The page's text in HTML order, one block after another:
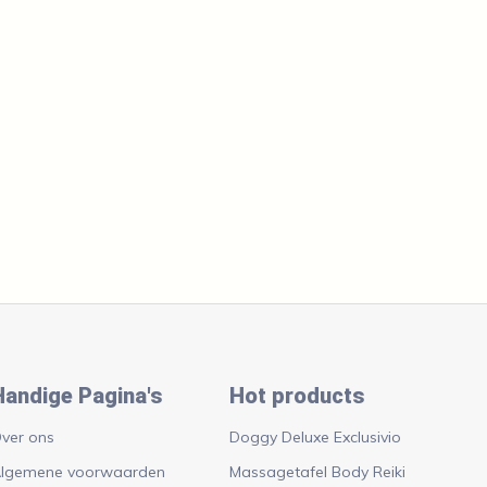
Pagina's
ons
voorwaarden
Hot products
Doggy Deluxe Exclusivio
Massagetafel Body Reiki